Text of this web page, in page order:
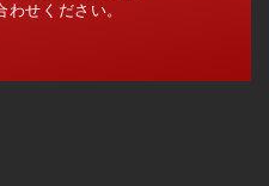
せください。